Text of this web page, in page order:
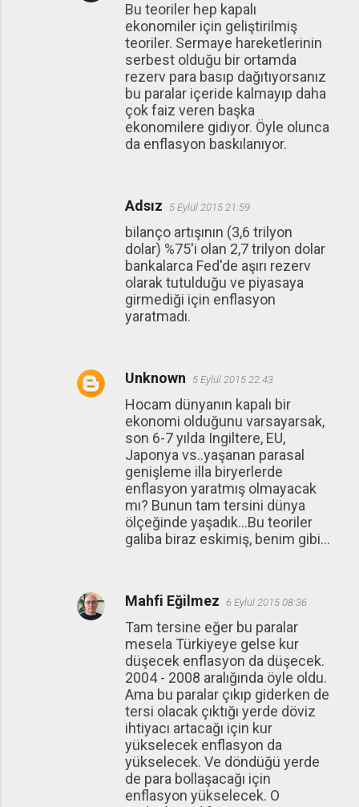
Bu teoriler hep kapalı
ekonomiler için geliştirilmiş
teoriler. Sermaye hareketlerinin
serbest olduğu bir ortamda
rezerv para basıp dağıtıyorsanız
bu paralar içeride kalmayıp daha
çok faiz veren başka
ekonomilere gidiyor. Öyle olunca
da enflasyon baskılanıyor.
Adsız 5 Eylül 2015 21:59
bilanço artışının (3,6 trilyon
dolar) %75'i olan 2,7 trilyon dolar
bankalarca Fed'de aşırı rezerv
olarak tutulduğu ve piyasaya
girmediği için enflasyon
yaratmadı.
Unknown 5 Eylül 2015 22:43
Hocam dünyanın kapalı bir
ekonomi olduğunu varsayarsak,
son 6-7 yılda Ingiltere, EU,
Japonya vs..yaşanan parasal
genişleme illa biryerlerde
enflasyon yaratmış olmayacak
mı? Bunun tam tersini dünya
ölçeğinde yaşadık...Bu teoriler
galiba biraz eskimiş, benim gibi...
Mahfi Eğilmez 6 Eylül 2015 08:36
Tam tersine eğer bu paralar
mesela Türkiyeye gelse kur
düşecek enflasyon da düşecek.
2004 - 2008 aralığında öyle oldu.
Ama bu paralar çıkıp giderken de
tersi olacak çıktığı yerde döviz
ihtiyacı artacağı için kur
yükselecek enflasyon da
yükselecek. Ve döndüğü yerde
de para bollaşacağı için
enflasyon yükselecek. O